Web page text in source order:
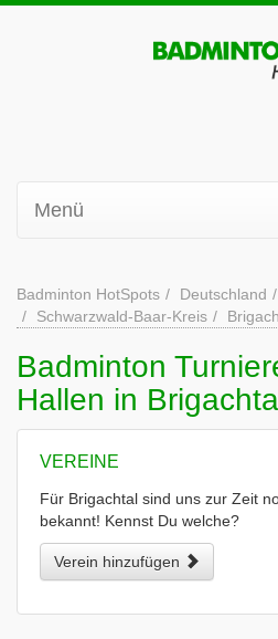
Menü
Badminton HotSpots Deutschland
Schwarzwald-Baar-Kreis
Badminton
Hallen in
VEREINE
Für Brigachtal sind uns zur Zeit
bekannt! Kennst Du welche?
Verein hinzufügen